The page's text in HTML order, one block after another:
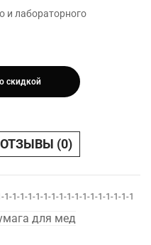
и лабораторного
скидкой
ОТЗЫВЫ (0)
1-1-1-1-1-1-1-1-1-1-1-1-1-1-1-1
для мед